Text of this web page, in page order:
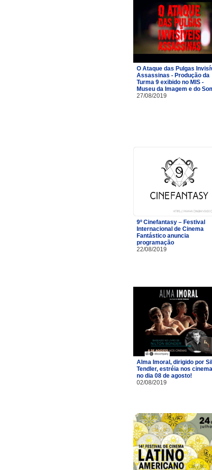
O Ataque das Pulgas
Assassinas - Produção da
Turma 9 exibido no MIS -
Museu da Imagem e do
27/08/2019
9º Cinefantasy – Festival
Internacional de Cinema
Fantástico anuncia
programação
22/08/2019
Alma Imoral, dirigido por
Tendler, estréia nos
no dia 08 de agosto!
02/08/2019